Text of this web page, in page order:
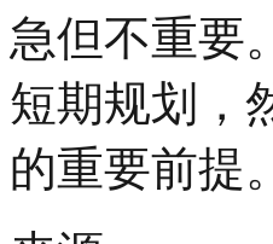
急但不重要
短期规划，
的重要前提。